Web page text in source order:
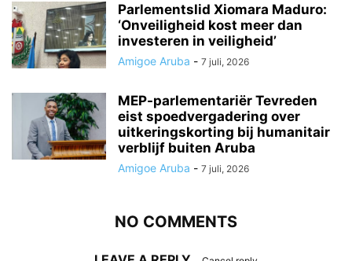
Parlementslid Xiomara Maduro:
‘Onveiligheid kost meer dan
investeren in veiligheid’
Amigoe Aruba - 7 juli, 2026
MEP-parlementariër Tevreden
eist spoedvergadering over
uitkeringskorting bij humanitair
verblijf buiten Aruba
Amigoe Aruba - 7 juli, 2026
NO COMMENTS